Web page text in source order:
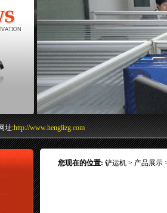
址:http://www.henglizg.com
您现在的位置: 铲运机> 产品展示